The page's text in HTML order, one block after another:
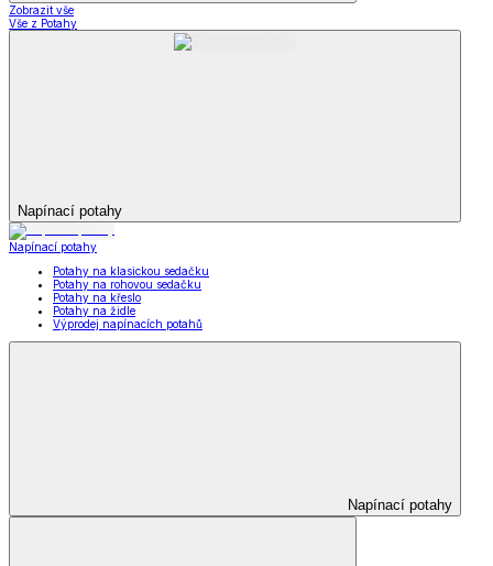
Zobrazit vše
Vše z Potahy
Napínací potahy
Napínací potahy
Potahy na klasickou sedačku
Potahy na rohovou sedačku
Potahy na křeslo
Potahy na židle
Výprodej napínacích potahů
Napínací potahy